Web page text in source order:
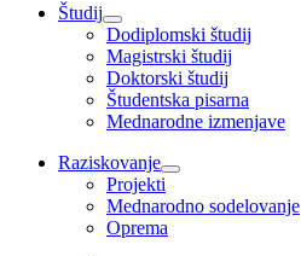
Študij
Dodiplomski študij
Magistrski študij
Doktorski študij
Študentska pisarna
Mednarodne izmenjave
Raziskovanje
Projekti
Mednarodno sodelovanje
Oprema